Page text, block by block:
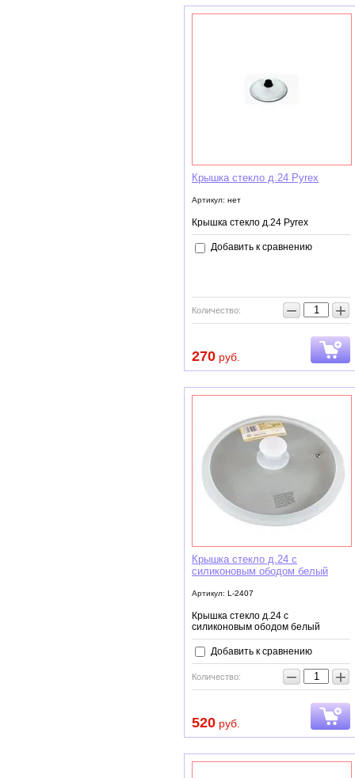
Крышка стекло д.24 Pyrex
Артикул: нет
Крышка стекло д.24 Pyrex
Добавить к сравнению
Количество: − +
270 руб.
Крышка стекло д.24 с
силиконовым ободом белый
Артикул: L-2407
Крышка стекло д.24 с
силиконовым ободом белый
Добавить к сравнению
Количество: − +
520 руб.